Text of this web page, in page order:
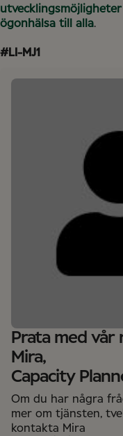
utvecklingsmöjligheter
ögonhälsa till alla.
#LI-MJ1
Prata med
Mira,
Capacity
Om du har några
mer om tjänsten,
kontakta Mira